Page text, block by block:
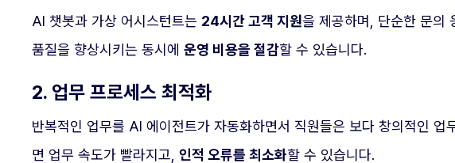
AI 챗봇과 가상 어시스턴트는 24시간 고객 지원을 제공하며, 단순한 문의
품질을 향상시키는 동시에 운영 비용을 절감할 수 있습니다.
2. 업무 프로세스 최적화
반복적인 업무를 AI 에이전트가 자동화하면서 직원들은 보다 창의적인 업
면 업무 속도가 빨라지고, 인적 오류를 최소화할 수 있습니다.